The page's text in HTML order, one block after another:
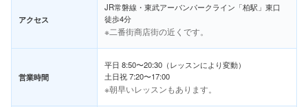
アクセス
JR常磐線・東武アーバンパークライン「柏駅」東口
徒歩4分
※二番街商店街の近くです。
営業時間
平日 8:50〜20:30（レッスンにより変動）
土日祝 7:20〜17:00
※朝早いレッスンもあります。